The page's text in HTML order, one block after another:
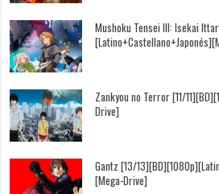
Mushoku Tensei III: Isekai
Zankyou no Terror [11/
Drive]
Gantz [13/
[Mega-Drive]